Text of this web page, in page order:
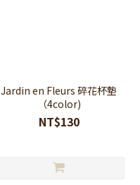
Jardin en Fleurs 碎花杯墊
（4color)
NT$130